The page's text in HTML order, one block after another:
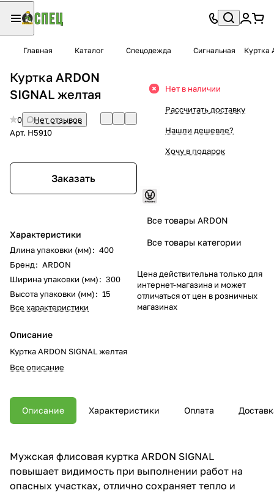
Главная Каталог Спецодежда Сигнальная Куртка
Куртка ARDON
SIGNAL желтая
0
Нет отзывов
Арт. H5910
Заказать
Характеристики
Длина упаковки (мм): 400
Бренд: ARDON
Ширина упаковки (мм): 300
Высота упаковки (мм): 15
Все характеристики
Описание
Куртка ARDON SIGNAL желтая
Все описание
Нет в наличии
Рассчитать доставку
Нашли дешевле?
Хочу в подарок
Все товары ARDON
Все товары категории
Цена действительна только для
интернет-магазина и может
отличаться от цен в розничных
магазинах
Описание Характеристики Оплата
Мужская флисовая куртка ARDON SIGNAL
повышает видимость при выполнении работ на
опасных участках, отлично сохраняет тепло и